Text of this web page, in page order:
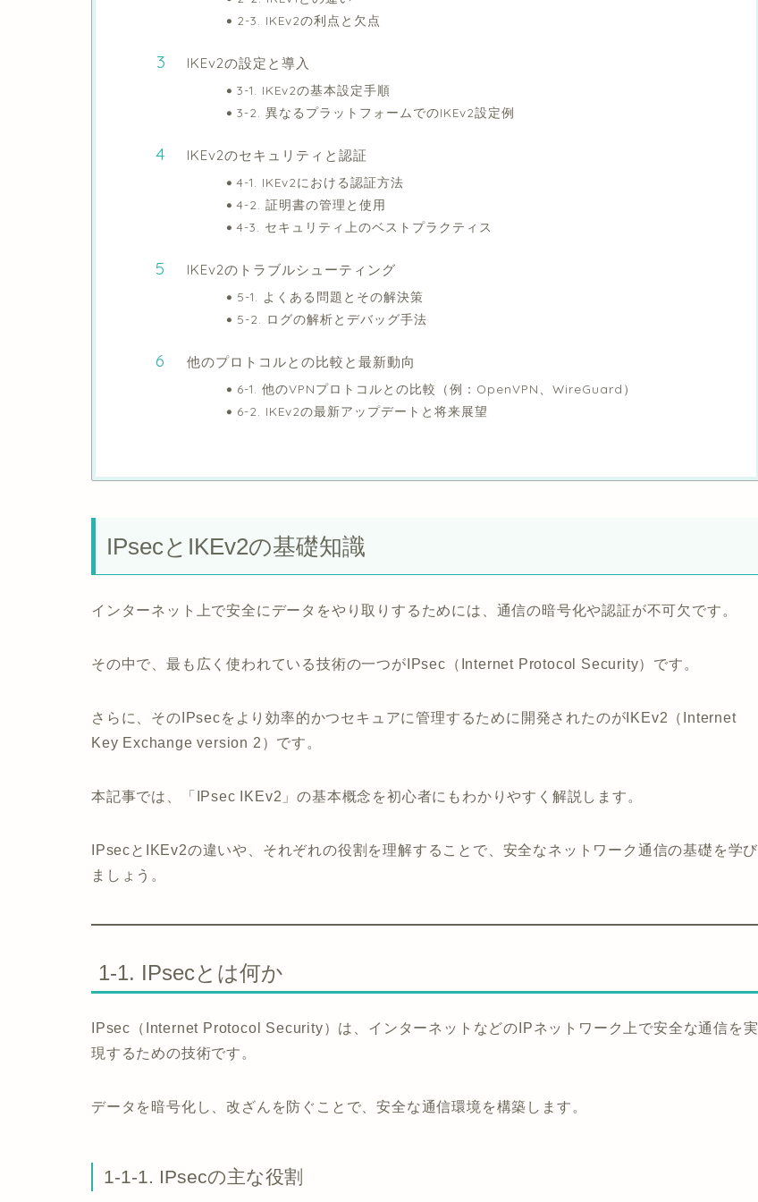
2-3. IKEv2の利点と欠点
IKEv2の設定と導入
3-1. IKEv2の基本設定手順
3-2. 異なるプラットフォームでのIKEv2設定例
IKEv2のセキュリティと認証
4-1. IKEv2における認証方法
4-2. 証明書の管理と使用
4-3. セキュリティ上のベストプラクティス
IKEv2のトラブルシューティング
5-1. よくある問題とその解決策
5-2. ログの解析とデバッグ手法
他のプロトコルとの比較と最新動向
6-1. 他のVPNプロトコルとの比較（例：OpenVPN、WireGuard）
6-2. IKEv2の最新アップデートと将来展望
IPsecとIKEv2の基礎知識
インターネット上で安全にデータをやり取りするためには、通信の暗号化や認証が不可欠です。
その中で、最も広く使われている技術の一つがIPsec（Internet Protocol Security） です。
さらに、そのIPsecをより効率的かつセキュアに管理するために開発されたのが IKEv2（Internet
Key Exchange version 2）です。
本記事では、「IPsec IKEv2」の基本概念を初心者にもわかりやすく解説します。
IPsecとIKEv2の違いや、それぞれの役割を理解することで、安全なネットワーク通信の基礎を学び
ましょう。
1-1. IPsecとは何か
IPsec（Internet Protocol Security）は、インターネットなどのIPネットワーク上で安全な通信を実
現するための技術です。
データを暗号化し、改ざんを防ぐことで、安全な通信環境を構築します。
1-1-1. IPsecの主な役割